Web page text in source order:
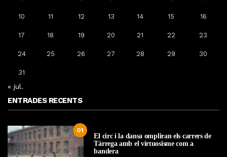
10 11 12 13 14 15 16
17 18 19 20 21 22 23
24 25 26 27 28 29 30
31
« jul.
ENTRADES RECENTS
01
El circ i la dansa ompliran els carrers de
Tàrrega amb el virtuosisme com a
bandera